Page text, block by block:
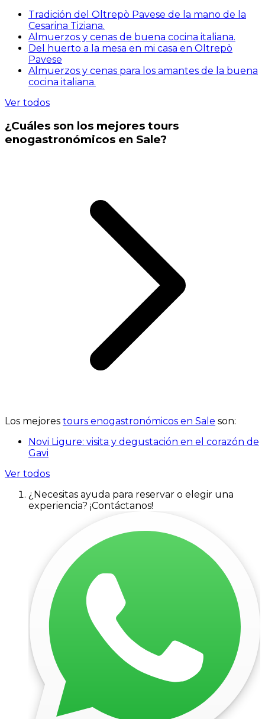
Tradición del Oltrepò Pavese de la mano de la
Cesarina Tiziana.
Almuerzos y cenas de buena cocina italiana.
Del huerto a la mesa en mi casa en Oltrepò
Pavese
Almuerzos y cenas para los amantes de la buena
cocina italiana.
Ver todos
¿Cuáles son los mejores tours
enogastronómicos en Sale?
Los mejores tours enogastronómicos en Sale son:
Novi Ligure: visita y degustación en el corazón de
Gavi
Ver todos
¿Necesitas ayuda para reservar o elegir una
experiencia? ¡Contáctanos!